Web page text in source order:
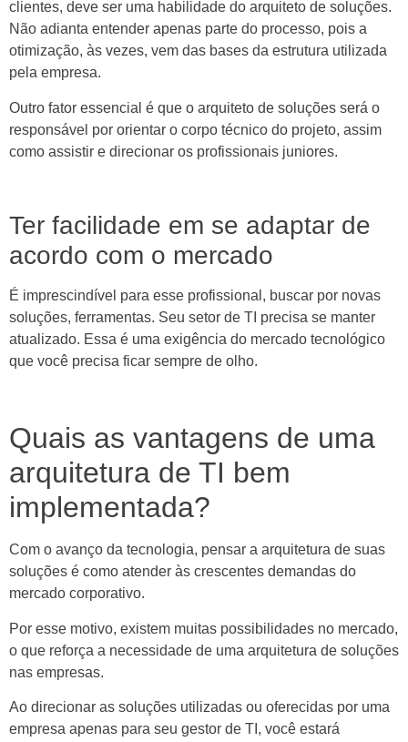
clientes, deve ser uma habilidade do arquiteto de soluções.
Não adianta entender apenas parte do processo, pois a
otimização, às vezes, vem das bases da estrutura utilizada
pela empresa.
Outro fator essencial é que o arquiteto de soluções será o
responsável por orientar o corpo técnico do projeto, assim
como assistir e direcionar os profissionais juniores.
Ter facilidade em se adaptar de
acordo com o mercado
É imprescindível para esse profissional, buscar por novas
soluções, ferramentas. Seu setor de TI precisa se manter
atualizado. Essa é uma exigência do mercado tecnológico
que você precisa ficar sempre de olho.
Quais as vantagens de uma
arquitetura de TI bem
implementada?
Com o avanço da tecnologia, pensar a arquitetura de suas
soluções é como atender às crescentes demandas do
mercado corporativo.
Por esse motivo, existem muitas possibilidades no mercado,
o que reforça a necessidade de uma arquitetura de soluções
nas empresas.
Ao direcionar as soluções utilizadas ou oferecidas por uma
empresa apenas para seu gestor de TI, você estará